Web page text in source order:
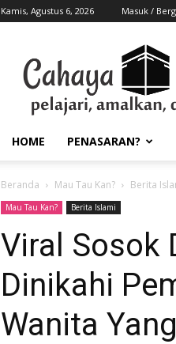
Kamis, Agustus 6, 2026 Masuk /
HOME PENASARAN?
Beranda Mau Tau Kan? Berita
Mau Tau Kan? Berita Islami
Viral Sosok
Dinikahi
Wanita